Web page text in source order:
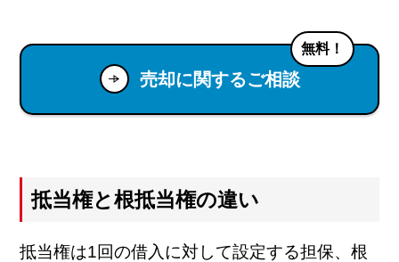
売却に関するご相談
無料！
抵当権と根抵当権の違い
抵当権は1回の借入に対して設定する担保、根